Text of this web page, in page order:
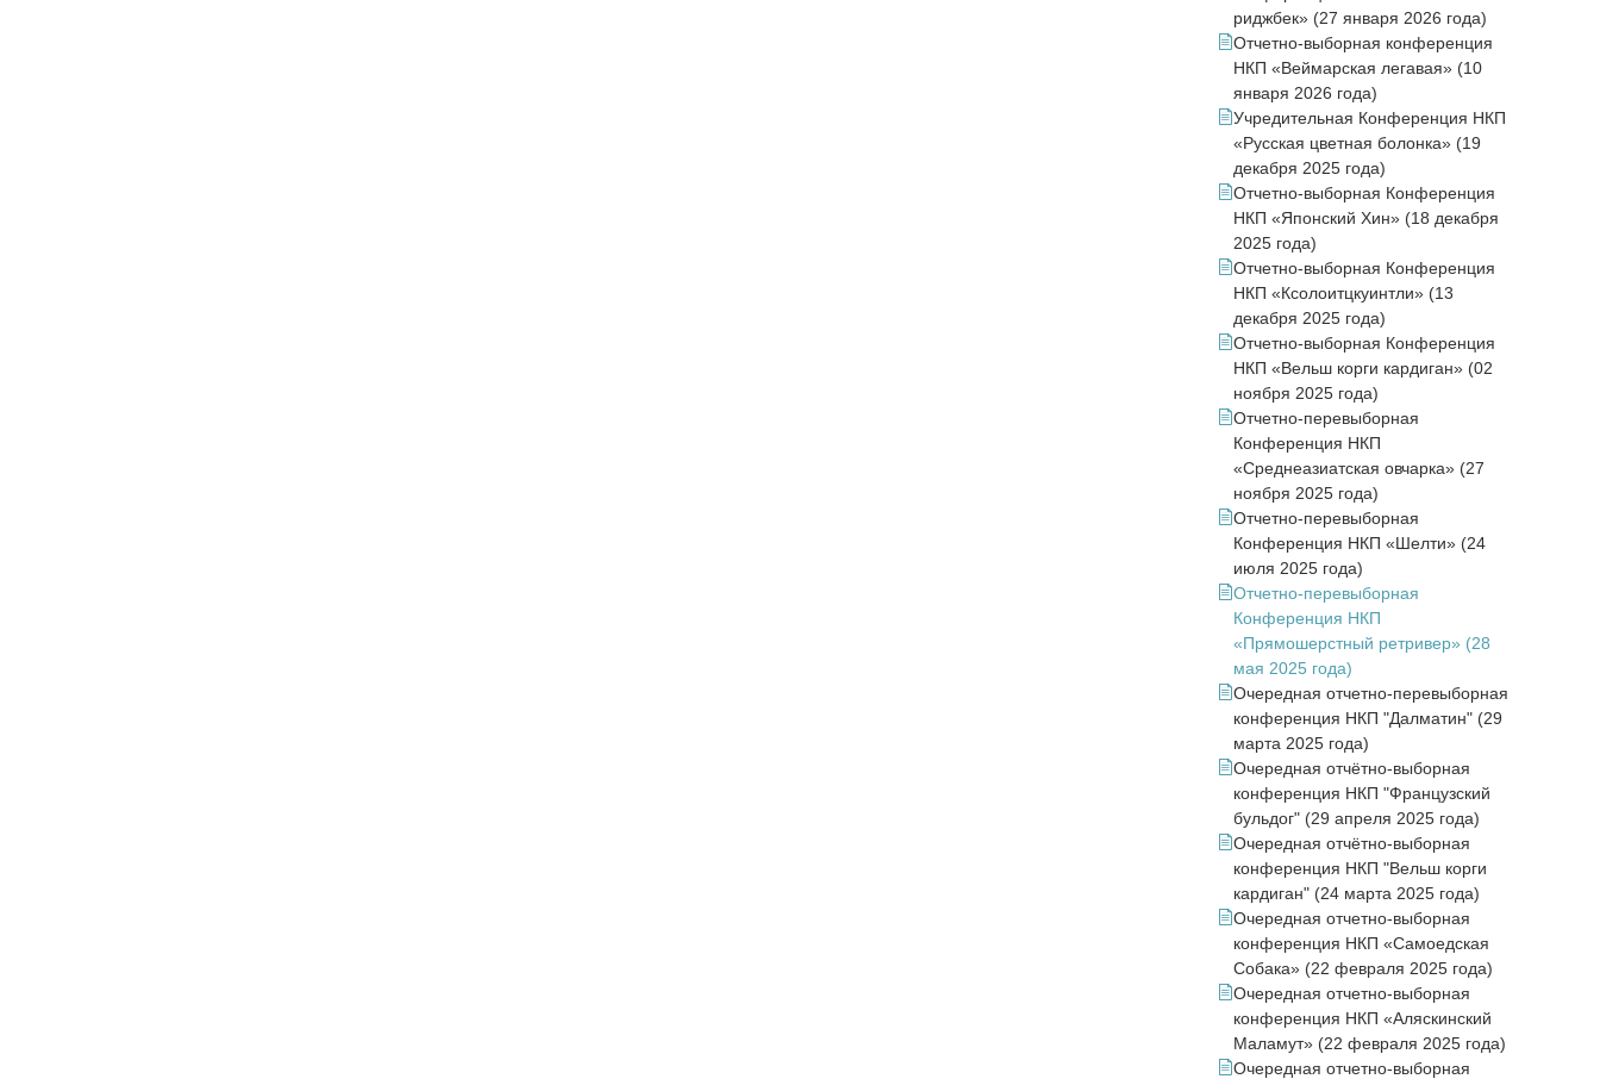
риджбек» (27 января 2026 года)
Отчетно-выборная конференция
НКП «Веймарская легавая» (10
января 2026 года)
Учредительная Конференция НКП
«Русская цветная болонка» (19
декабря 2025 года)
Отчетно-выборная Конференция
НКП «Японский Хин» (18 декабря
2025 года)
Отчетно-выборная Конференция
НКП «Ксолоитцкуинтли» (13
декабря 2025 года)
Отчетно-выборная Конференция
НКП «Вельш корги кардиган» (02
ноября 2025 года)
Отчетно-перевыборная
Конференция НКП
«Среднеазиатская овчарка» (27
ноября 2025 года)
Отчетно-перевыборная
Конференция НКП «Шелти» (24
июля 2025 года)
Отчетно-перевыборная
Конференция НКП
«Прямошерстный ретривер» (28
мая 2025 года)
Очередная отчетно-перевыборная
конференция НКП "Далматин" (29
марта 2025 года)
Очередная отчётно-выборная
конференция НКП "Французский
бульдог" (29 апреля 2025 года)
Очередная отчётно-выборная
конференция НКП "Вельш корги
кардиган" (24 марта 2025 года)
Очередная отчетно-выборная
конференция НКП «Самоедская
Собака» (22 февраля 2025 года)
Очередная отчетно-выборная
конференция НКП «Аляскинский
Маламут» (22 февраля 2025 года)
Очередная отчетно-выборная